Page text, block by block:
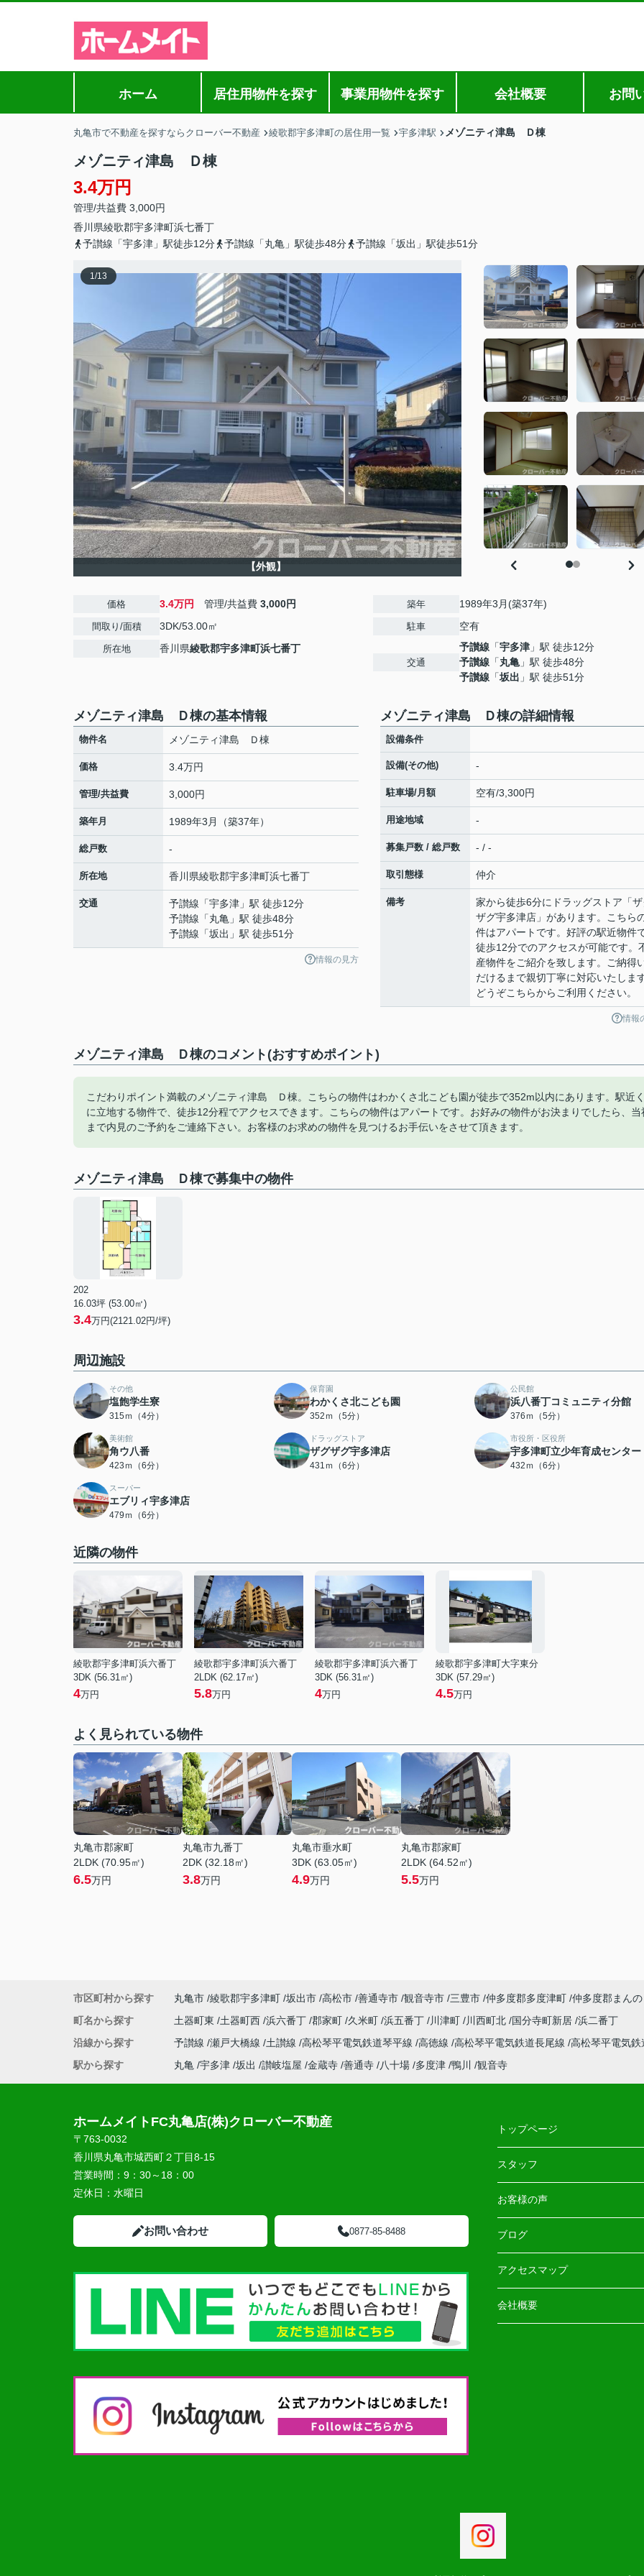
ホーム 居住用物件を探す 事業用物件を探す 会社概要 お問
丸亀市で不動産を探すならクローバー不動産 綾歌郡宇多津町の居住用一覧 宇多津駅 メゾニティ津島 Ｄ棟
メゾニティ津島 Ｄ棟
3.4万円
管理/共益費 3,000円
香川県綾歌郡宇多津町浜七番丁
予讃線「宇多津」駅徒歩12分
予讃線「丸亀」駅徒歩48分 予讃線「坂出」駅徒歩51分
1/13
【外観】
価格 3.4万円 管理/共益費 3,000円
間取り/面積 3DK/53.00㎡
所在地 香川県綾歌郡宇多津町浜七番丁
築年 1989年3月(築37年)
駐車 空有
交通
予讃線 「宇多津 」駅 徒歩12分
予讃線 「丸亀 」駅 徒歩48分
予讃線 「坂出 」駅 徒歩51分
メゾニティ津島 Ｄ棟の基本情報
物件名 メゾニティ津島 Ｄ棟
価格 3.4万円
管理/共益費 3,000円
築年月 1989年3月（築37年）
総戸数 -
所在地 香川県綾歌郡宇多津町浜七番丁
交通 予讃線 「宇多津 」駅 徒歩12分
予讃線 「丸亀 」駅 徒歩48分
予讃線 「坂出 」駅 徒歩51分
情報の見方
メゾニティ津島 Ｄ棟の詳細情報
設備条件
設備(その他) -
駐車場/月額 空有/3,300円
用途地域 -
募集戸数 / 総戸数 - / -
取引態様 仲介
備考
家から徒歩6分にドラッグストア「
ザグ宇多津店」があります。こちら
件はアパートです。好評の駅近物件で
徒歩12分でのアクセスが可能です。
産物件をご紹介を致します。ご納得
だけるまで親切丁寧に対応いたします
どうぞこちらからご利用ください。
情報
メゾニティ津島 Ｄ棟のコメント(おすすめポイント)
こだわりポイント満載のメゾニティ津島 Ｄ棟。こちらの物件はわかくさ北こども園が徒歩で352m以内にあります。駅近く
に立地する物件で、徒歩12分程でアクセスできます。こちらの物件はアパートです。お好みの物件がお決まりでしたら、当
まで内見のご予約をご連絡下さい。お客様のお求めの物件を見つけるお手伝いをさせて頂きます。
メゾニティ津島 Ｄ棟で募集中の物件
202
16.03坪 (53.00㎡)
3.4万円(2121.02円/坪)
周辺施設
その他
塩飽学生寮
315ｍ（4分）
保育園
わかくさ北こども園
352ｍ（5分）
公民館
浜八番丁コミュニティ分館
376ｍ（5分）
美術館
角ウ八番
423ｍ（6分）
ドラッグストア
ザグザグ宇多津店
431ｍ（6分）
市役所・区役所
宇多津町立少年育成センター
432ｍ（6分）
スーパー
エブリィ宇多津店
479ｍ（6分）
近隣の物件
綾歌郡宇多津町浜六番丁
3DK (56.31㎡)
4万円
綾歌郡宇多津町浜六番丁
2LDK (62.17㎡)
5.8万円
綾歌郡宇多津町浜六番丁
3DK (56.31㎡)
4万円
綾歌郡宇多津町大字東分
3DK (57.29㎡)
4.5万円
よく見られている物件
丸亀市郡家町
2LDK (70.95㎡)
6.5万円
丸亀市九番丁
2DK (32.18㎡)
3.8万円
丸亀市垂水町
3DK (63.05㎡)
4.9万円
丸亀市郡家町
2LDK (64.52㎡)
5.5万円
市区町村から探す 丸亀市 綾歌郡宇多津町 坂出市 高松市 善通寺市 観音寺市 三豊市 仲多度郡多度津町 仲多度郡まん
町名から探す
土器町東 土器町西 浜六番丁 郡家町 久米町 浜五番丁 川津町 川西町北 国分寺町新居 浜二番丁
沿線から探す
予讃線 瀬戸大橋線 土讃線 高松琴平電気鉄道琴平線 高徳線 高松琴平電気鉄道長尾線 高松琴平電気鉄
駅から探す
丸亀 宇多津 坂出 讃岐塩屋 金蔵寺 善通寺 八十場 多度津 鴨川 観音寺
ホームメイトFC丸亀店(株)クローバー不動産
〒763-0032
香川県丸亀市城西町２丁目8-15
営業時間： 9：30～18：00
定休日： 水曜日
お問い合わせ 0877-85-8488
トップページ
スタッフ
お客様の声
ブログ
アクセスマップ
会社概要